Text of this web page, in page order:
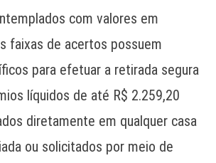
com valores em
faixas de acertos possuem
para efetuar a retirada segura
líquidos de até R$ 2.259,20
diretamente em qualquer casa
ou solicitados por meio de